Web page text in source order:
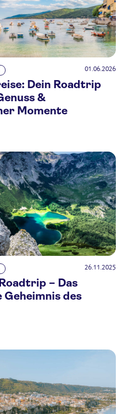
01.06.2026
Dein Roadtrip
&
Momente
26.11.2025
– Das
des